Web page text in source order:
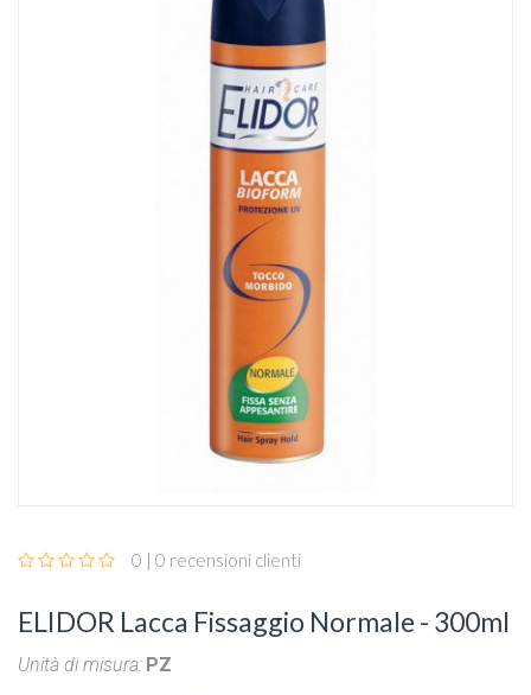
0 | 0 recensioni clienti
ELIDOR Lacca Fissaggio Normale - 300ml
Unità di misura: PZ